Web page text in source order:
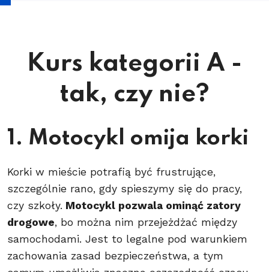
Kurs kategorii A -
tak, czy nie?
1. Motocykl omija korki
Korki w mieście potrafią być frustrujące,
szczególnie rano, gdy spieszymy się do pracy,
czy szkoły. Motocykl pozwala ominąć zatory
drogowe, bo można nim przejeżdżać między
samochodami. Jest to legalne pod warunkiem
zachowania zasad bezpieczeństwa, a tym